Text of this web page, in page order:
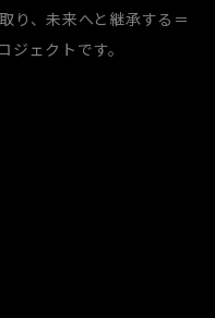
り、未来へと継承する＝
ェクトです。